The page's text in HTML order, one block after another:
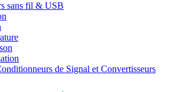
sans fil & USB
de Signal et Convertisseurs